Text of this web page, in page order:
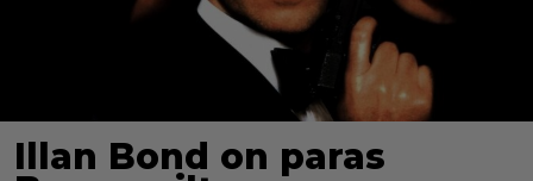
Illan Bond on paras